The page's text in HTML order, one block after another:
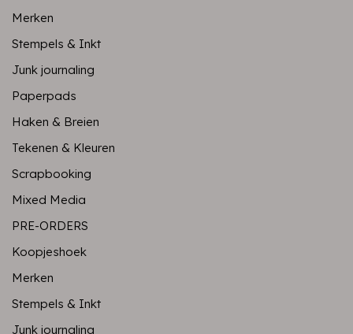
Merken
Stempels & Inkt
Junk journaling
Paperpads
Haken & Breien
Tekenen & Kleuren
Scrapbooking
Mixed Media
PRE-ORDERS
Koopjeshoek
Merken
Stempels & Inkt
Junk journaling